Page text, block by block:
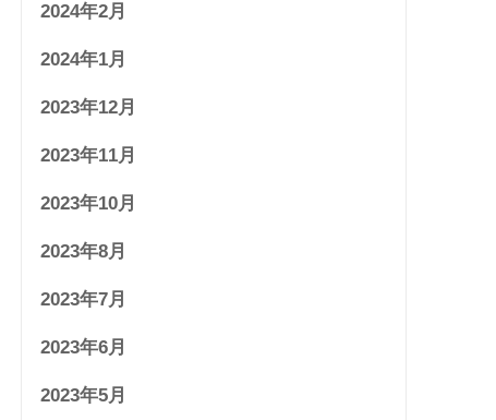
2024年2月
2024年1月
2023年12月
2023年11月
2023年10月
2023年8月
2023年7月
2023年6月
2023年5月